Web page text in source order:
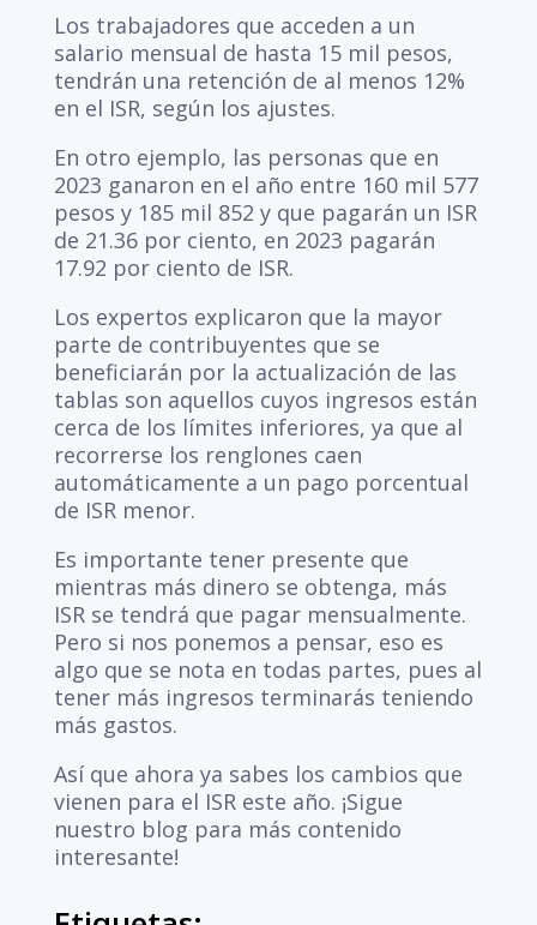
Los trabajadores que acceden a un
salario mensual de hasta 15 mil pesos,
tendrán una retención de al menos 12%
en el ISR, según los ajustes.
En otro ejemplo, las personas que en
2023 ganaron en el año entre 160 mil 577
pesos y 185 mil 852 y que pagarán un ISR
de 21.36 por ciento, en 2023 pagarán
17.92 por ciento de ISR.
Los expertos explicaron que la mayor
parte de contribuyentes que se
beneficiarán por la actualización de las
tablas son aquellos cuyos ingresos están
cerca de los límites inferiores, ya que al
recorrerse los renglones caen
automáticamente a un pago porcentual
de ISR menor.
Es importante tener presente que
mientras más dinero se obtenga, más
ISR se tendrá que pagar mensualmente.
Pero si nos ponemos a pensar, eso es
algo que se nota en todas partes, pues al
tener más ingresos terminarás teniendo
más gastos.
Así que ahora ya sabes los cambios que
vienen para el ISR este año. ¡Sigue
nuestro blog para más contenido
interesante!